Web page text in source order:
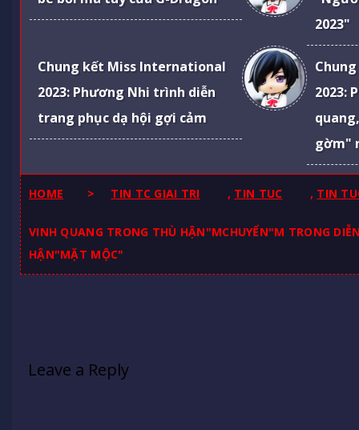
2023"
Chung kết Miss International
2023: Phương Nhi trình diễn
trang phục dạ hội gợi cảm
2023:
gờm"
HOME > TIN TC GIAI TRI , TIN TUC , TIN
VINH QUANG TRONG THÙ HẬN"MCHUYỂN"M TRONG
HẬN"MẶT MỘC"
Leave a Reply